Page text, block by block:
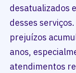
desatualizados
desses
prejuízos
anos,
atendimentos